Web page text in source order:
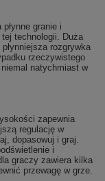
granie i
tej technologii. Duża
rozgrywka
rzeczywistego
natychmiast w
zapewnia
regulację w
dopasowuj i graj.
i
graczy zawiera kilka
przewagę w grze.